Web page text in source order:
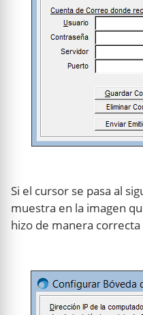
Si el cursor se pasa al
muestra en la imagen
hizo de manera correcta